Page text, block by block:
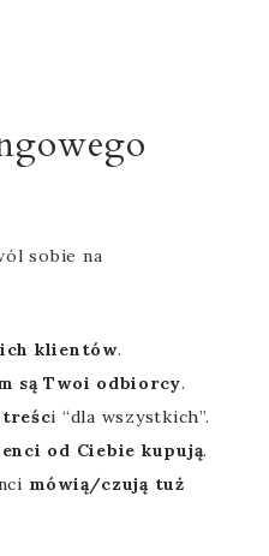
sobie na
klientów.
są Twoi odbiorcy.
i “dla wszystkich”.
od Ciebie kupują.
mówią/czują tuż